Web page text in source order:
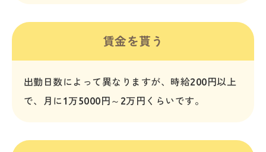
賃金を貰う
出勤日数によって異なりますが、時給200円以上
で、月に1万5000円～2万円くらいです。